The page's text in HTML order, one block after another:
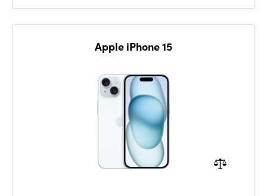
Apple iPhone 15